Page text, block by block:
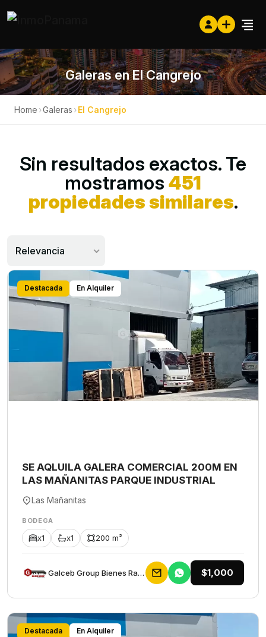
Galeras en El Cangrejo
Home ›Galeras ›El Cangrejo
Sin resultados exactos. Te
mostramos 451
propiedades similares.
Relevancia
Destacada En Alquiler
SE AQLUILA GALERA COMERCIAL 200M EN
LAS MAÑANITAS PARQUE INDUSTRIAL
Las Mañanitas
BODEGA
x1 x1 200 m²
Galceb Group Bienes Raices $1,000
Destacada En Alquiler